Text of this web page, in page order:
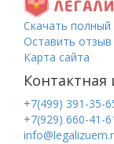
Скачать полный
Оставить отзыв
Карта сайта
+7(499) 391-35-
+7(929) 660-41-